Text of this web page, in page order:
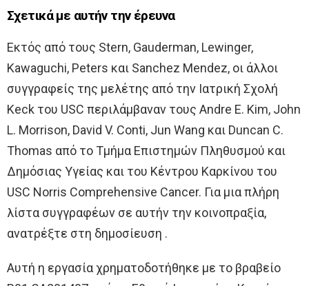
Σχετικά με αυτήν την έρευνα
Εκτός από τους Stern, Gauderman, Lewinger,
Kawaguchi, Peters και Sanchez Mendez, οι άλλοι
συγγραφείς της μελέτης από την Ιατρική Σχολή
Keck του USC περιλάμβαναν τους Andre E. Kim, John
L. Morrison, David V. Conti, Jun Wang και Duncan C.
Thomas από το Τμήμα Επιστημών Πληθυσμού και
Δημόσιας Υγείας και του Κέντρου Καρκίνου του
USC Norris Comprehensive Cancer. Για μια πλήρη
λίστα συγγραφέων σε αυτήν την κοινοπραξία,
ανατρέξτε στη δημοσίευση .
Αυτή η εργασία χρηματοδοτήθηκε με το βραβείο